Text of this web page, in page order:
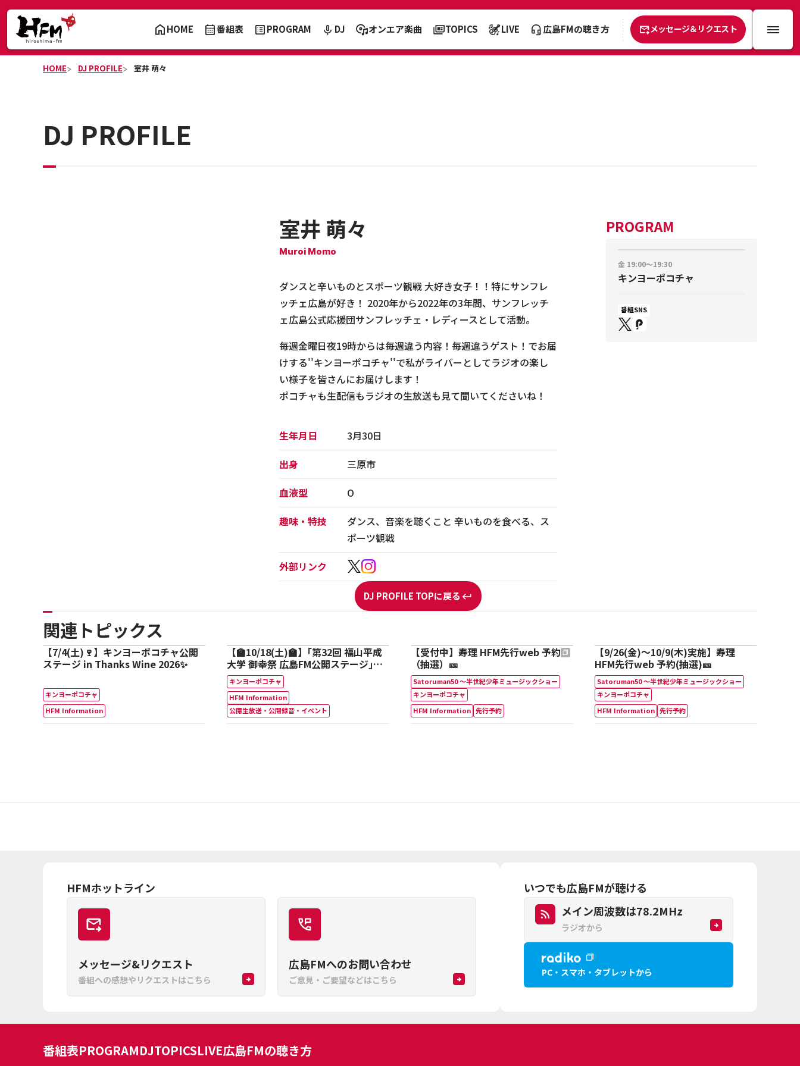
HOME 番組表 PROGRAM DJ オンエア楽曲 TOPICS LIVE 広島FMの聴き方 メッセージ＆リクエスト
HOME DJ PROFILE 室井 萌々
DJ PROFILE
室井 萌々
Muroi Momo
ダンスと辛いものとスポーツ観戦 大好き女子！！特にサンフレ
ッチェ広島が好き！ 2020年から2022年の3年間、サンフレッチ
ェ広島公式応援団サンフレッチェ・レディースとして活動。
毎週金曜日夜19時からは毎週違う内容！毎週違うゲスト！でお届
けする''キンヨーポコチャ''で私がライバーとしてラジオの楽し
い様子を皆さんにお届けします！
ポコチャも生配信もラジオの生放送も見て聞いてくださいね！
生年月日
3月30日
出身
三原市
血液型
O
趣味・特技
ダンス、音楽を聴くこと 辛いものを食べる、ス
ポーツ観戦
外部リンク
DJ PROFILE TOPに戻る
PROGRAM
金 19:00～19:30
キンヨーポコチャ
番組SNS
関連トピックス
【7/4(土)🍷】キンヨーポコチャ公開
ステージ in Thanks Wine 2026✨
キンヨーポコチャ
HFM Information
【🏫10/18(土)🏫】｢第32回 福山平成
大学 御幸祭 広島FM公開ステージ｣に
鈴木鈴木が出演🎊
キンヨーポコチャ
HFM Information
公開生放送・公開録音・イベント
【受付中】寿理 HFM先行web 予約
（抽選）🎫
Satoruman50 ～半世紀少年ミュージックショー
キンヨーポコチャ
HFM Information 先行予約
【9/26(金)～10/9(木)実施】寿理
HFM先行web 予約(抽選)🎫
Satoruman50 ～半世紀少年ミュージックショー
キンヨーポコチャ
HFM Information 先行予約
HFMホットライン
メッセージ&リクエスト
番組への感想やリクエストはこちら
広島FMへのお問い合わせ
ご意見・ご要望などはこちら
いつでも広島FMが聴ける
メイン周波数は78.2MHz
ラジオから
PC・スマホ・ タブレットから
番組表PROGRAMDJTOPICSLIVE広島FMの聴き方